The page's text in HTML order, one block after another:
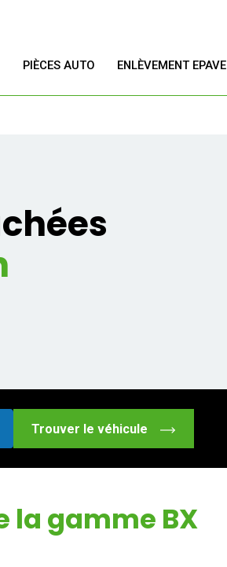
PIÈCES AUTO ENLÈVEMENT EPAVE
Trouver le véhicule
la gamme BX